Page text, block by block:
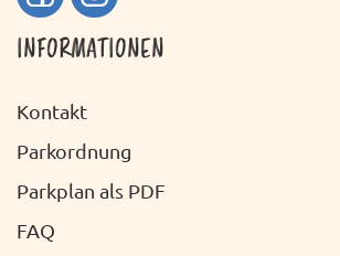
INFORMATIONEN
Kontakt
Parkordnung
Parkplan als PDF
FAQ